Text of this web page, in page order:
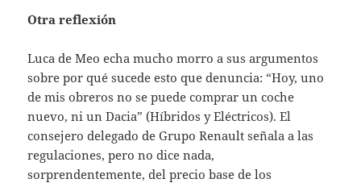
Otra reflexión
Luca de Meo echa mucho morro a sus argumentos
sobre por qué sucede esto que denuncia: “Hoy, uno
de mis obreros no se puede comprar un coche
nuevo, ni un Dacia” (Híbridos y Eléctricos). El
consejero delegado de Grupo Renault señala a las
regulaciones, pero no dice nada,
sorprendentemente, del precio base de los